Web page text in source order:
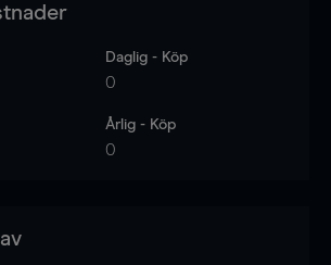
Daglig - Köp
0
Årlig - Köp
0